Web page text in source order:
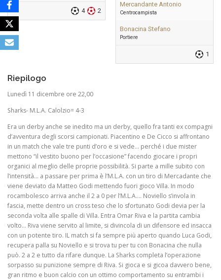
4 2
Mercandante Antonio
Centrocampista
Bonacina Stefano
Portiere
1
Riepilogo
Lunedì 11 dicembre ore 22,00
Sharks- M.L.A. Calolzio= 4-3
Era un derby anche se inedito ma un derby, quello fra tanti ex compagni
d’avventura degli scorsi campionati. Piacentino e De Cicco si affrontano
in un match che vale tre punti d’oro e si vede… perché i due mister
mettono “il vestito buono per l’occasione” facendo giocare i propri
organici al meglio delle proprie possibilità. Si parte a mille subito con
l’intensità… a passare per prima è l’M.L.A. con un tiro di Mercadante che
viene deviato da Matteo Godi mettendo fuori gioco Villa. In modo
rocambolesco arriva anche il 2 a 0 per l’M.L.A…. Noviello s’invola in
fascia, mette dentro un cross teso che lo sfortunato Godi devia per la
seconda volta alle spalle di Villa. Entra Omar Riva e la partita cambia
volto… Riva viene servito al limite, si divincola di un difensore ed insacca
con un potente tiro. IL match si fa sempre più aperto quando Luca Godi,
recupera palla su Noviello e si trova tu per tu con Bonacina che nulla
può. 2 a 2 e tutto da rifare dunque. La Sharks completa l’operazione
sorpasso su punizione sempre di Riva. Si gioca e si gicoa davvero bene,
gran ritmo e buon calcio con un ottimo comportamento su entrambi i